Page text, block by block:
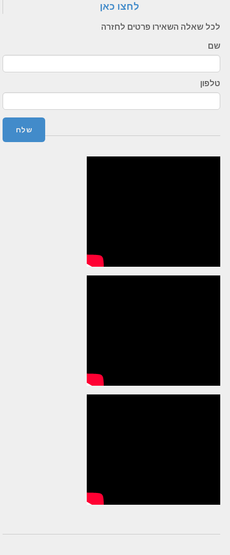
לחצו כאן
לכל שאלה השאירו פרטים לחזרה
שם
טלפון